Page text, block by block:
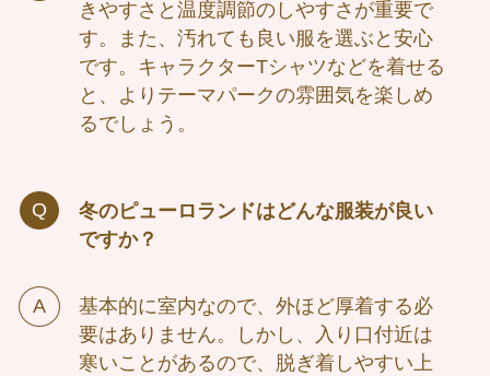
きやすさと温度調節のしやすさが重要で
す。また、汚れても良い服を選ぶと安心
です。キャラクターTシャツなどを着せる
と、よりテーマパークの雰囲気を楽しめ
るでしょう。
冬のピューロランドはどんな服装が良い
ですか？
基本的に室内なので、外ほど厚着する必
要はありません。しかし、入り口付近は
寒いことがあるので、脱ぎ着しやすい上